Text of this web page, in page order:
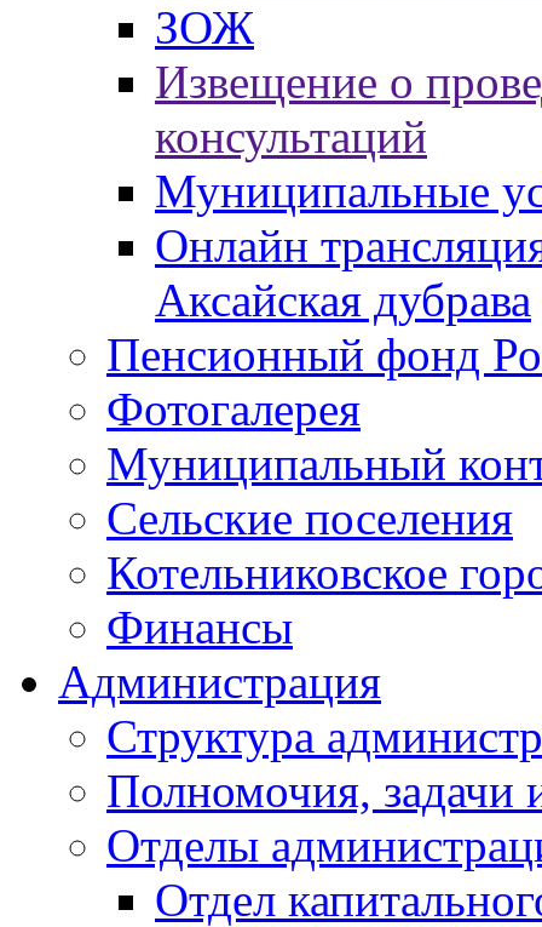
ЗОЖ
Извещение о
консультаций
Муниципальные
Онлайн
Аксайская дубрава
Пенсионный фонд
Фотогалерея
Муниципальный
Сельские поселения
Котельниковское
Финансы
Администрация
Структура
Полномочия, задачи
Отделы
Отдел